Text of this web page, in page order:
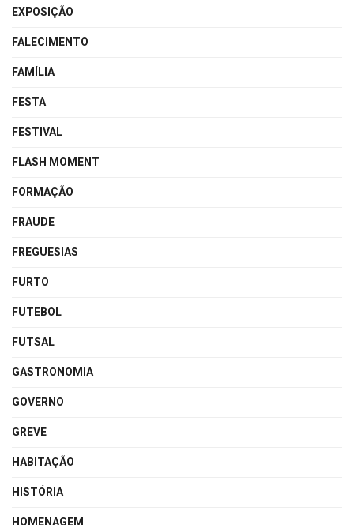
EXPOSIÇÃO
FALECIMENTO
FAMÍLIA
FESTA
FESTIVAL
FLASH MOMENT
FORMAÇÃO
FRAUDE
FREGUESIAS
FURTO
FUTEBOL
FUTSAL
GASTRONOMIA
GOVERNO
GREVE
HABITAÇÃO
HISTÓRIA